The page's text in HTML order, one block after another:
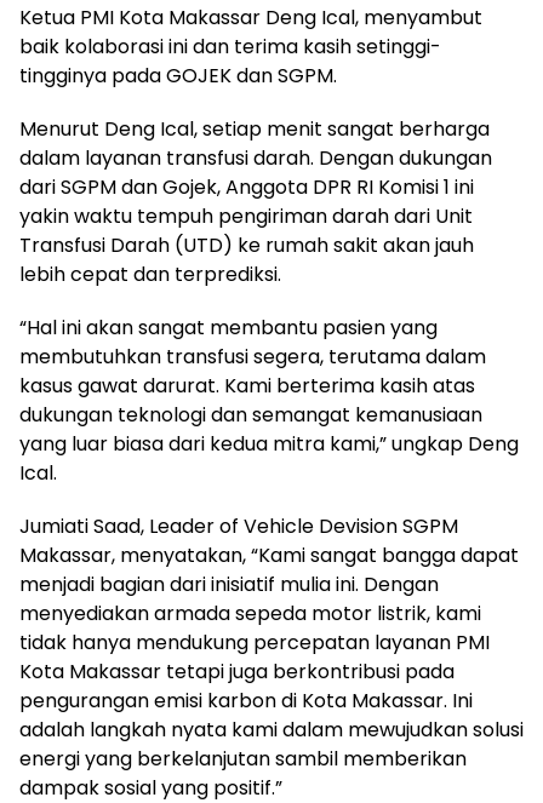
Ketua PMI Kota Makassar Deng Ical, menyambut
baik kolaborasi ini dan terima kasih setinggi-
tingginya pada GOJEK dan SGPM.
Menurut Deng Ical, setiap menit sangat berharga
dalam layanan transfusi darah. Dengan dukungan
dari SGPM dan Gojek, Anggota DPR RI Komisi 1 ini
yakin waktu tempuh pengiriman darah dari Unit
Transfusi Darah (UTD) ke rumah sakit akan jauh
lebih cepat dan terprediksi.
“Hal ini akan sangat membantu pasien yang
membutuhkan transfusi segera, terutama dalam
kasus gawat darurat. Kami berterima kasih atas
dukungan teknologi dan semangat kemanusiaan
yang luar biasa dari kedua mitra kami,” ungkap Deng
Ical.
Jumiati Saad, Leader of Vehicle Devision SGPM
Makassar, menyatakan, “Kami sangat bangga dapat
menjadi bagian dari inisiatif mulia ini. Dengan
menyediakan armada sepeda motor listrik, kami
tidak hanya mendukung percepatan layanan PMI
Kota Makassar tetapi juga berkontribusi pada
pengurangan emisi karbon di Kota Makassar. Ini
adalah langkah nyata kami dalam mewujudkan solusi
energi yang berkelanjutan sambil memberikan
dampak sosial yang positif.”